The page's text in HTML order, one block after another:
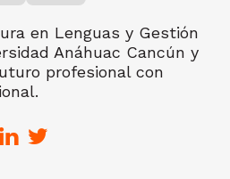
en Lenguas y Gestión
Anáhuac Cancún y
profesional con